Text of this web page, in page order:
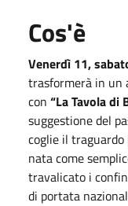
Cos'è
Venerdì 11,
trasformerà in un
con “La Tavola di
suggestione del
coglie il traguardo
nata come
travalicato i
di portata